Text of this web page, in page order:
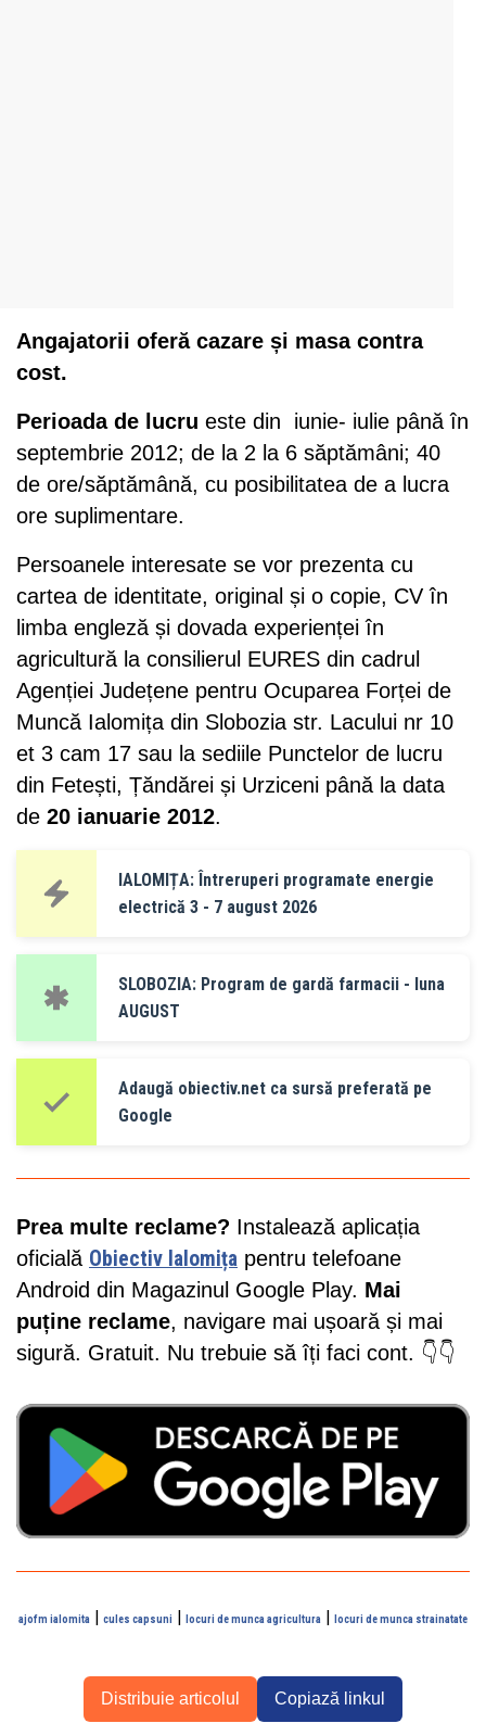
Angajatorii oferă cazare și masa contra
cost.
Perioada de lucru este din
iunie- iulie până în
septembrie 2012; de la 2 la 6 săptămâni; 40
de ore/săptămână, cu posibilitatea de a lucra
ore suplimentare.
Persoanele interesate se vor prezenta cu
cartea de identitate, original și o copie, CV în
limba engleză și dovada experienței în
agricultură la consilierul EURES din cadrul
Agenției Județene pentru Ocuparea Forței de
Muncă Ialomița din Slobozia str. Lacului nr 10
et 3 cam 17 sau la sediile Punctelor de lucru
din Fetești, Țăndărei și Urziceni până la data
de 20 ianuarie 2012.
IALOMIȚA: Întreruperi programate energie
electrică 3 - 7 august 2026
SLOBOZIA: Program de gardă farmacii - luna
AUGUST
Adaugă obiectiv.net ca sursă preferată pe
Google
Prea multe reclame? Instalează aplicația
oficială Obiectiv Ialomița pentru telefoane
Android din Magazinul Google Play. Mai
puține reclame, navigare mai ușoară și mai
sigură. Gratuit. Nu trebuie să îți faci cont. 👇👇
ajofm ialomita | cules capsuni | locuri de munca agricultura | locuri de munca strainatate
Distribuie articolul Copiază linkul